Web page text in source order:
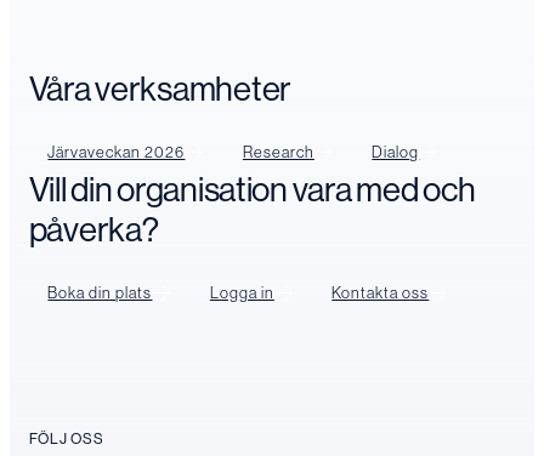
Våra verksamheter
Järvaveckan 2026 Research Dialog
Vill din organisation vara med och
påverka?
Boka din plats Logga in Kontakta oss
FÖLJ OSS